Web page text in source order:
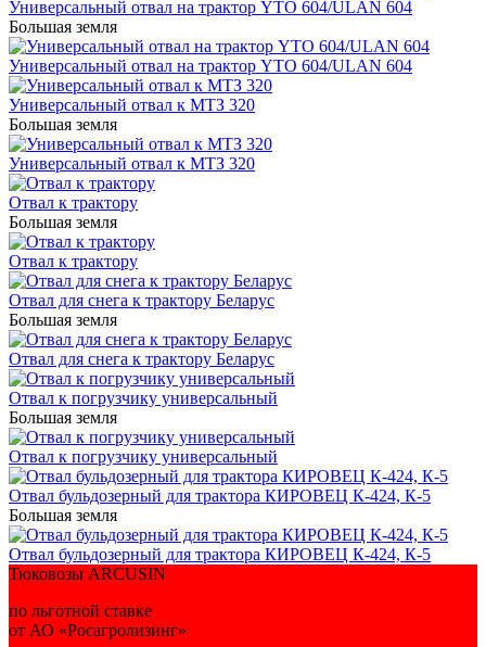
Универсальный отвал на трактор YTO 604/ULAN 604
Большая земля
Универсальный отвал на трактор YTO 604/ULAN 604
Универсальный отвал к МТЗ 320
Большая земля
Универсальный отвал к МТЗ 320
Отвал к трактору
Большая земля
Отвал к трактору
Отвал для снега к трактору Беларус
Большая земля
Отвал для снега к трактору Беларус
Отвал к погрузчику универсальный
Большая земля
Отвал к погрузчику универсальный
Отвал бульдозерный для трактора КИРОВЕЦ К-424, К-5
Большая земля
Отвал бульдозерный для трактора КИРОВЕЦ К-424, К-5
Тюковозы ARCUSIN
по льготной ставке
от АО «Росагролизинг»